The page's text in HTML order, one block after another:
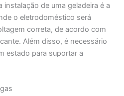
de uma geladeira é a
o eletrodoméstico será
correta, de acordo com
Além disso, é necessário
estado para suportar a